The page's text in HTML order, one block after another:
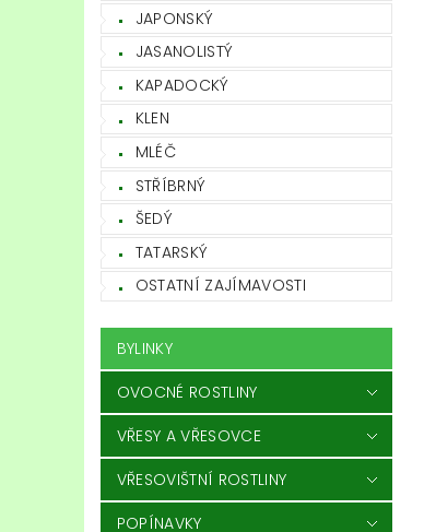
JAPONSKÝ
JASANOLISTÝ
KAPADOCKÝ
KLEN
MLÉČ
STŘÍBRNÝ
ŠEDÝ
TATARSKÝ
OSTATNÍ ZAJÍMAVOSTI
BYLINKY
OVOCNÉ ROSTLINY
VŘESY A VŘESOVCE
VŘESOVIŠTNÍ ROSTLINY
POPÍNAVKY